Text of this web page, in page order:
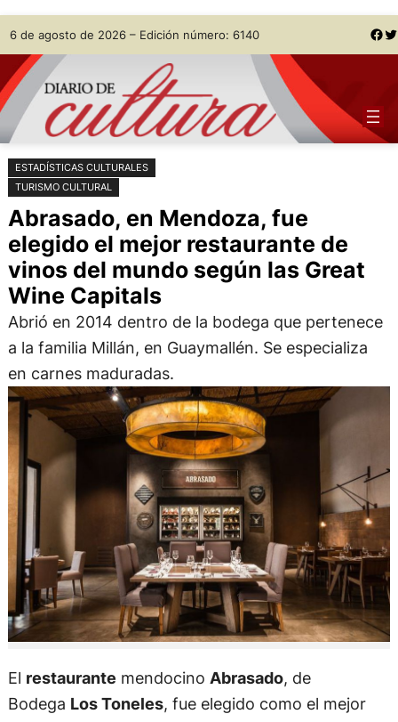
Saltar
al
contenido
Skip
to
content
6 de agosto de 2026 – Edición número: 6140 Facebook Twitter
ESTADÍSTICAS CULTURALES
TURISMO CULTURAL
Abrasado, en Mendoza, fue
elegido el mejor restaurante de
vinos del mundo según las Great
Wine Capitals
Abrió en 2014 dentro de la bodega que pertenece
a la familia Millán, en Guaymallén. Se especializa
en carnes maduradas.
El restaurante mendocino Abrasado, de
Bodega Los Toneles, fue elegido como el mejor